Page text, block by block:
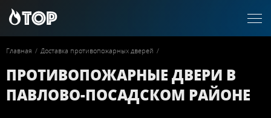
Главная / Доставка противопожарных дверей /
ПРОТИВОПОЖАРНЫЕ ДВЕРИ В
ПАВЛОВО-ПОСАДСКОМ РАЙОНЕ